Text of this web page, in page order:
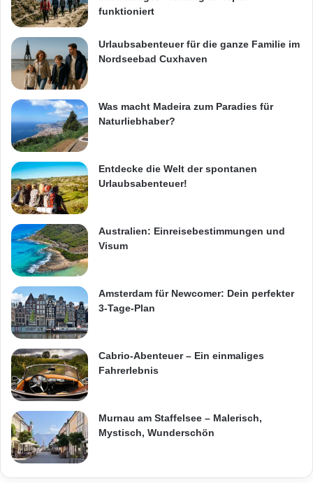
funktioniert
Urlaubsabenteuer für die ganze Familie im
Nordseebad Cuxhaven
Was macht Madeira zum Paradies für
Naturliebhaber?
Entdecke die Welt der spontanen
Urlaubsabenteuer!
Australien: Einreisebestimmungen und
Visum
Amsterdam für Newcomer: Dein perfekter
3-Tage-Plan
Cabrio-Abenteuer – Ein einmaliges
Fahrerlebnis
Murnau am Staffelsee – Malerisch,
Mystisch, Wunderschön